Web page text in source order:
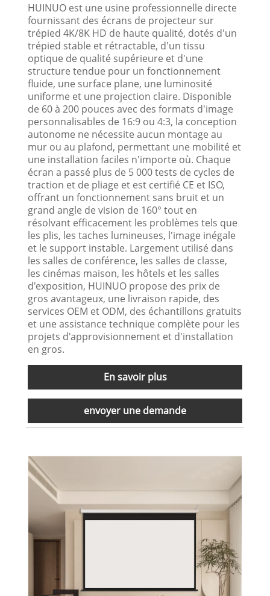
HUINUO est une usine professionnelle directe
fournissant des écrans de projecteur sur
trépied 4K/8K HD de haute qualité, dotés d'un
trépied stable et rétractable, d'un tissu
optique de qualité supérieure et d'une
structure tendue pour un fonctionnement
fluide, une surface plane, une luminosité
uniforme et une projection claire. Disponible
de 60 à 200 pouces avec des formats d'image
personnalisables de 16:9 ou 4:3, la conception
autonome ne nécessite aucun montage au
mur ou au plafond, permettant une mobilité et
une installation faciles n'importe où. Chaque
écran a passé plus de 5 000 tests de cycles de
traction et de pliage et est certifié CE et ISO,
offrant un fonctionnement sans bruit et un
grand angle de vision de 160° tout en
résolvant efficacement les problèmes tels que
les plis, les taches lumineuses, l'image inégale
et le support instable. Largement utilisé dans
les salles de conférence, les salles de classe,
les cinémas maison, les hôtels et les salles
d'exposition, HUINUO propose des prix de
gros avantageux, une livraison rapide, des
services OEM et ODM, des échantillons gratuits
et une assistance technique complète pour les
projets d'approvisionnement et d'installation
en gros.
En savoir plus
envoyer une demande